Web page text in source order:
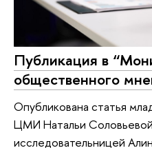
Публикация в
общественного
Опубликована статья
ЦМИ Натальи
исследовательницей